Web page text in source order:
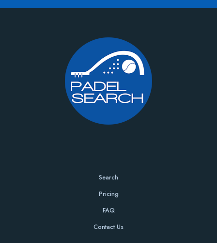
Search
Pricing
FAQ
Contact Us